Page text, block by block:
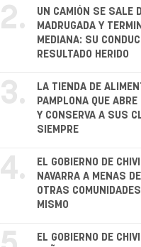
2.
UN CAMIÓN SE SALE
MADRUGADA Y
MEDIANA: SU
RESULTADO HERIDO
3.
LA TIENDA DE
PAMPLONA QUE
Y CONSERVA A SUS
SIEMPRE
4.
EL GOBIERNO DE
NAVARRA A MENAS
OTRAS
MISMO
EL GOBIERNO DE